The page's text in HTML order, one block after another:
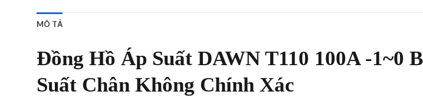
MÔ TẢ
Đồng Hồ Áp Suất DAWN T110 100A -1~0
Suất Chân Không Chính Xác